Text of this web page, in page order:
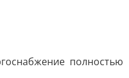
полностью